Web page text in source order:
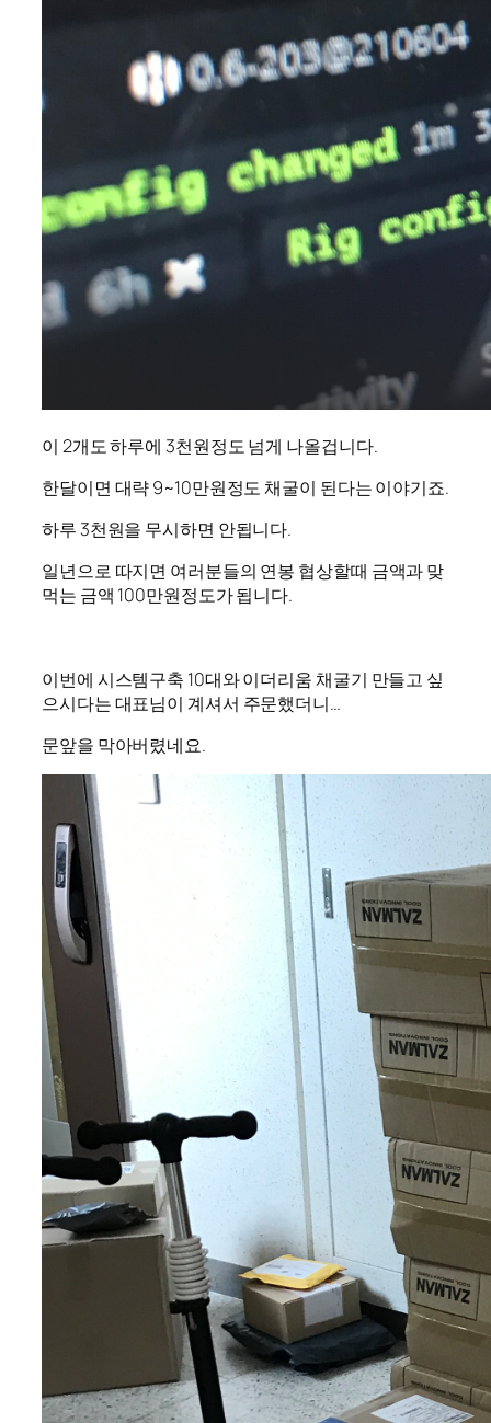
이 2개도 하루에 3천원정도 넘게 나올겁니다.
한달이면 대략 9~10만원정도 채굴이 된다는 이야기죠.
하루 3천원을 무시하면 안됩니다.
일년으로 따지면 여러분들의 연봉 협상할때 금액과 맞
먹는 금액 100만원정도가 됩니다.
이번에 시스템구축 10대와 이더리움 채굴기 만들고 싶
으시다는 대표님이 계셔서 주문했더니…
문앞을 막아버렸네요.